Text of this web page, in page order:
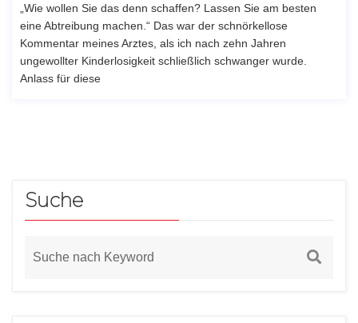
„Wie wollen Sie das denn schaffen? Lassen Sie am besten
eine Abtreibung machen.“ Das war der schnörkellose
Kommentar meines Arztes, als ich nach zehn Jahren
ungewollter Kinderlosigkeit schließlich schwanger wurde.
Anlass für diese
Suche